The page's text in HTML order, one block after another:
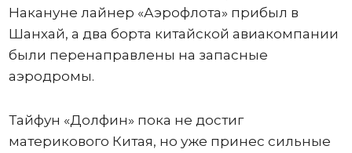
Накануне лайнер «Аэрофлота» прибыл в
Шанхай, а два борта китайской авиакомпании
были перенаправлены на запасные
аэродромы.
Тайфун «Долфин» пока не достиг
материкового Китая, но уже принес сильные